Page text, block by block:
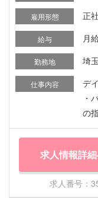
雇用形態 正
給与 月
勤務地 埼
仕事内容
デ
・
の
求人情報詳
求人番号：